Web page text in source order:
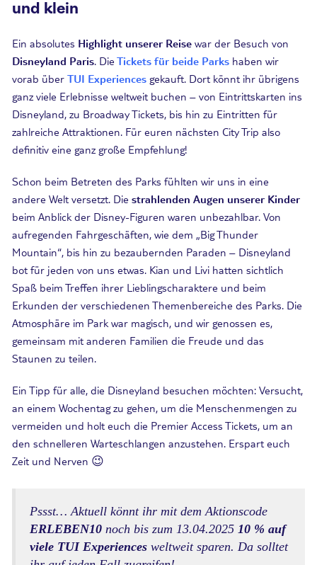
und klein
Ein absolutes Highlight unserer Reise war der Besuch von
Disneyland Paris. Die Tickets für beide Parks haben wir
vorab über TUI Experiences gekauft. Dort könnt ihr übrigens
ganz viele Erlebnisse weltweit buchen – von Eintrittskarten ins
Disneyland, zu Broadway Tickets, bis hin zu Eintritten für
zahlreiche Attraktionen. Für euren nächsten City Trip also
definitiv eine ganz große Empfehlung!
Schon beim Betreten des Parks fühlten wir uns in eine
andere Welt versetzt. Die strahlenden Augen unserer Kinder
beim Anblick der Disney-Figuren waren unbezahlbar. Von
aufregenden Fahrgeschäften, wie dem „Big Thunder
Mountain“, bis hin zu bezaubernden Paraden – Disneyland
bot für jeden von uns etwas. Kian und Livi hatten sichtlich
Spaß beim Treffen ihrer Lieblingscharaktere und beim
Erkunden der verschiedenen Themenbereiche des Parks. Die
Atmosphäre im Park war magisch, und wir genossen es,
gemeinsam mit anderen Familien die Freude und das
Staunen zu teilen.
Ein Tipp für alle, die Disneyland besuchen möchten: Versucht,
an einem Wochentag zu gehen, um die Menschenmengen zu
vermeiden und holt euch die Premier Access Tickets, um an
den schnelleren Warteschlangen anzustehen. Erspart euch
Zeit und Nerven 😉
Pssst… Aktuell könnt ihr mit dem Aktionscode
ERLEBEN10 noch bis zum 13.04.2025 10 % auf
viele TUI Experiences weltweit sparen. Da solltet